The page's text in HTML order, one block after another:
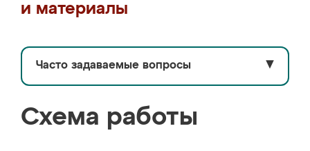
и материалы
Часто задаваемые вопросы ▼
Схема работы